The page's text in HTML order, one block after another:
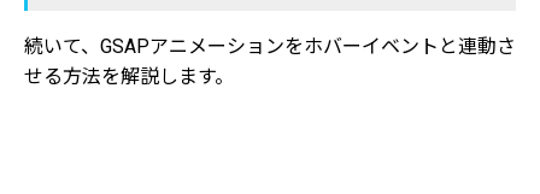
続いて、GSAPアニメーションをホバーイベントと連動さ
せる方法を解説します。